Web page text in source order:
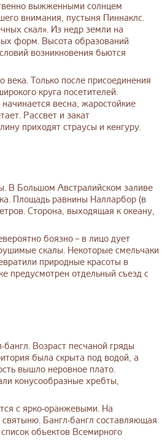
выжженными солнцем
внимания, пустыня Пиннаклс.
скал». Из недр земли на
форм. Высота образований
возникновения бьются
Только после присоединения
круга посетителей.
весна, жаростойкие
Рассвет и закат
приходят страусы и кенгуру.
В Большом Австралийском заливе
Площадь равнины Налларбор (в
Сторона, выходящая к океану,
боязно – в лицо дует
скалы. Некоторые смельчаки
природные красоты в
предусмотрен отдельный съезд с
Возраст песчаной гряды
была скрыта под водой, а
вышло неровное плато.
конусообразные хребты,
с ярко-оранжевыми. На
Бангл-бангл составляющая
объектов Всемирного